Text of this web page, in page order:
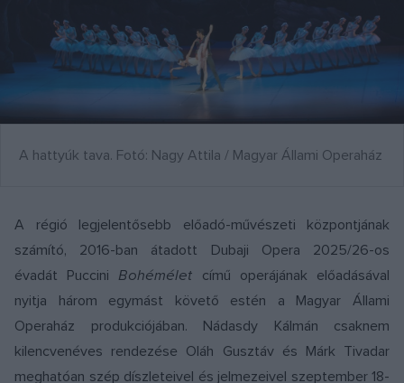
A hattyúk tava. Fotó: Nagy Attila / Magyar Állami Operaház
A régió legjelentősebb előadó-művészeti központjának
számító, 2016-ban átadott Dubaji Opera 2025/26-os
évadát Puccini Bohémélet című operájának előadásával
nyitja három egymást követő estén a Magyar Állami
Operaház produkciójában. Nádasdy Kálmán csaknem
kilencvenéves rendezése Oláh Gusztáv és Márk Tivadar
meghatóan szép díszleteivel és jelmezeivel szeptember 18-